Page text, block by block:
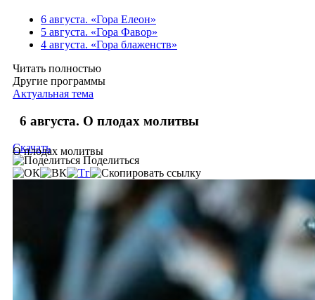
6 августа. «Гора Елеон»
5 августа. «Гора Фавор»
4 августа. «Гора блаженств»
Читать полностью
Другие программы
Актуальная тема
6 августа. О плодах молитвы
О плодах молитвы
Скачать
Поделиться